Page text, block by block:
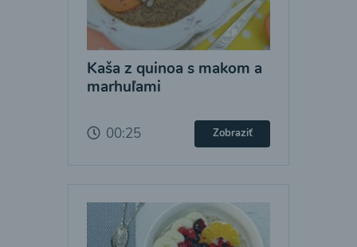
Kaša z quinoa s makom a
marhuľami
00:25 Zobraziť